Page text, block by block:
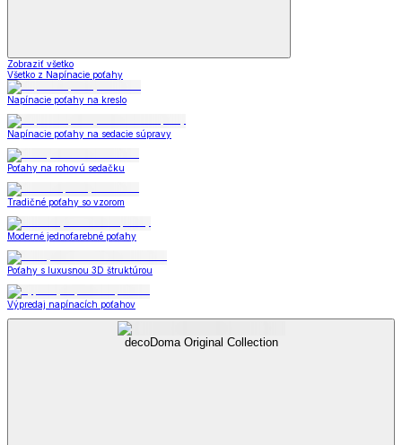
Zobraziť všetko
Všetko z Napínacie poťahy
Napínacie poťahy na kreslo
Napínacie poťahy na sedacie súpravy
Poťahy na rohovú sedačku
Tradičné poťahy so vzorom
Moderné jednofarebné poťahy
Poťahy s luxusnou 3D štruktúrou
Výpredaj napínacích poťahov
decoDoma Original Collection